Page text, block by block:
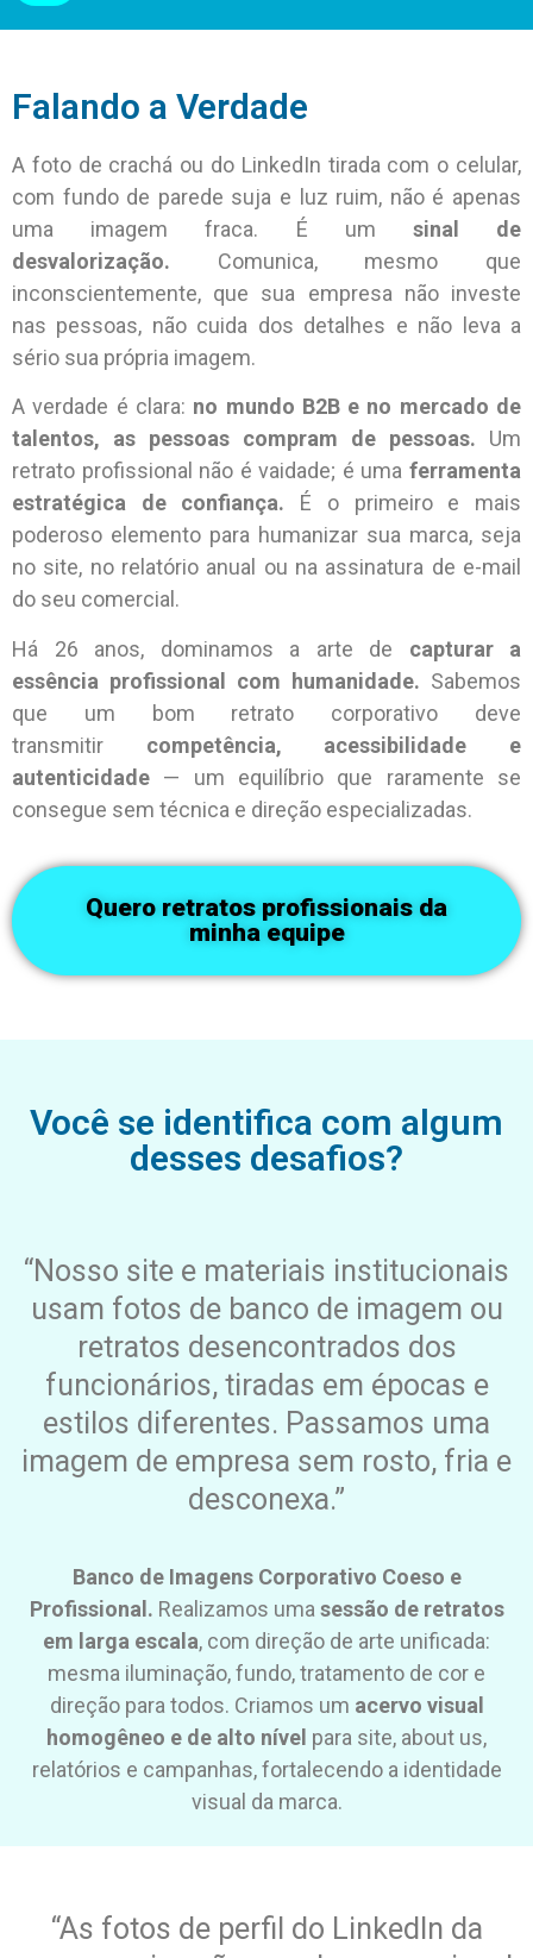
Falando a Verdade
A foto de crachá ou do LinkedIn tirada com o celular,
com fundo de parede suja e luz ruim, não é apenas
uma imagem fraca. É um sinal de
desvalorização. Comunica, mesmo que
inconscientemente, que sua empresa não investe
nas pessoas, não cuida dos detalhes e não leva a
sério sua própria imagem.
A verdade é clara: no mundo B2B e no mercado de
talentos, as pessoas compram de pessoas. Um
retrato profissional não é vaidade; é uma ferramenta
estratégica de confiança. É o primeiro e mais
poderoso elemento para humanizar sua marca, seja
no site, no relatório anual ou na assinatura de e-mail
do seu comercial.
Há 26 anos, dominamos a arte de capturar a
essência profissional com humanidade. Sabemos
que um bom retrato corporativo deve
transmitir competência, acessibilidade e
autenticidade — um equilíbrio que raramente se
consegue sem técnica e direção especializadas.
Quero retratos profissionais da
minha equipe
Você se identifica com algum
desses desafios?
“Nosso site e materiais institucionais
usam fotos de banco de imagem ou
retratos desencontrados dos
funcionários, tiradas em épocas e
estilos diferentes. Passamos uma
imagem de empresa sem rosto, fria e
desconexa.”
Banco de Imagens Corporativo Coeso e
Profissional. Realizamos uma sessão de retratos
em larga escala, com direção de arte unificada:
mesma iluminação, fundo, tratamento de cor e
direção para todos. Criamos um acervo visual
homogêneo e de alto nível para site, about us,
relatórios e campanhas, fortalecendo a identidade
visual da marca.
“As fotos de perfil do LinkedIn da